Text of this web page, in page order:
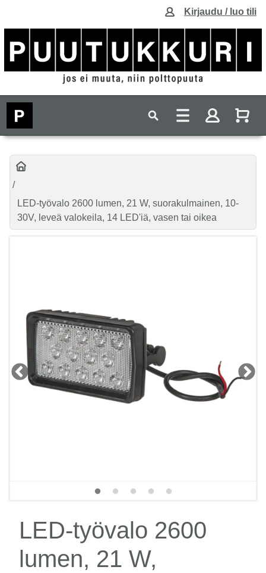
Kirjaudu / luo tili
LED-työvalo 2600 lumen, 21 W, suorakulmainen, 10-
30V, leveä valokeila, 14 LED'iä, vasen tai oikea
LED-työvalo 2600
lumen, 21 W,